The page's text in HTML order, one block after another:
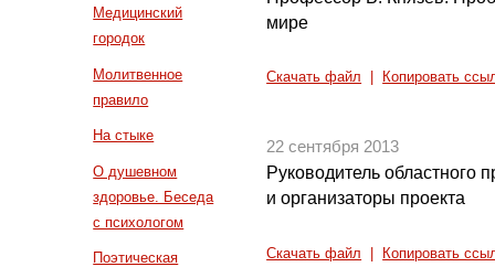
Медицинский
городок
Молитвенное
правило
На стыке
О душевном
здоровье. Беседа
с психологом
Поэтическая
мире
Скачать файл Копировать
22 сентября 2013
Руководитель областного
и организаторы проекта
Скачать файл Копировать